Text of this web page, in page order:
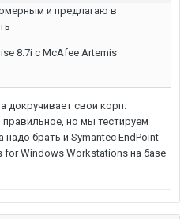
и предлагаю в
8.7i с McAfee Artemis
докручивает свои корп.
но мы тестируем
брать и Symantec EndPoint
for Windows Workstations на базе